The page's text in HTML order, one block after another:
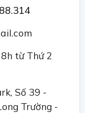
từ Thứ 2
Số 39 -
Trường -